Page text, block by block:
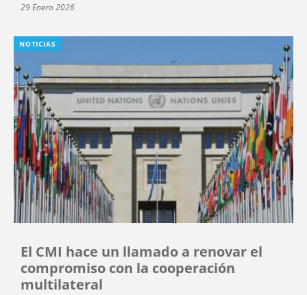
29 Enero 2026
NOTICIAS
El CMI hace un llamado a renovar el
compromiso con la cooperación
multilateral